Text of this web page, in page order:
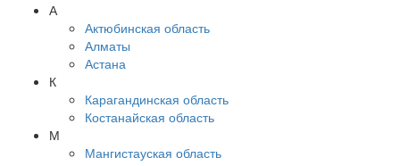
А
Актюбинская область
Алматы
Астана
К
Карагандинская область
Костанайская область
М
Мангистауская область